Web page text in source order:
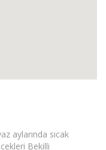
aylarında sıcak
Bekilli